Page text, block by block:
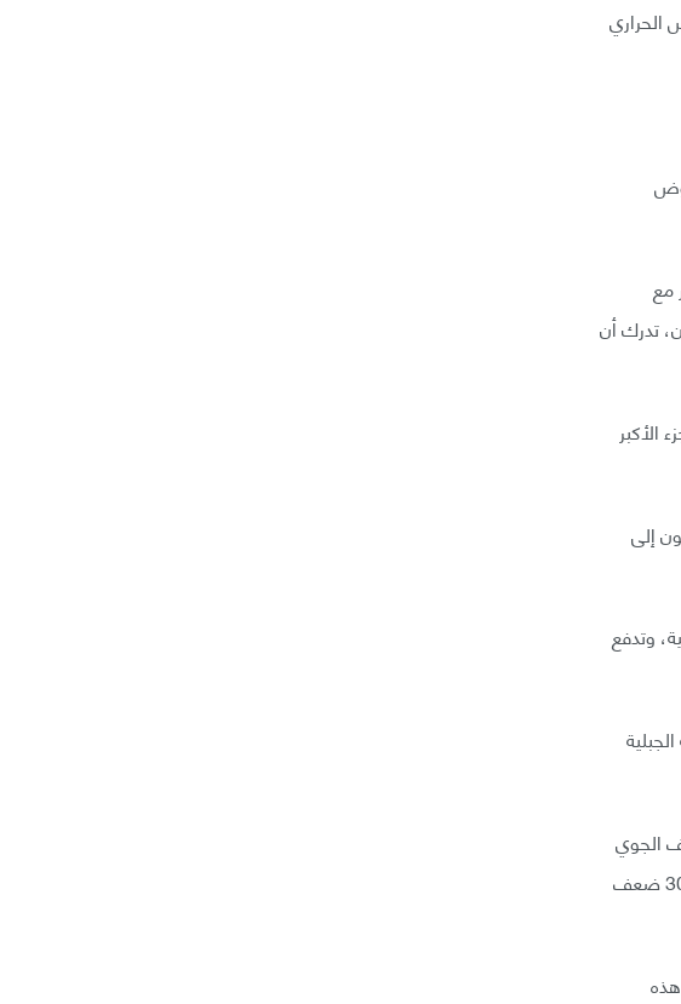
الحراري
مع
تدرك أن
الأكبر
إلى
وتدفع
الجوي
مدةً أقل مقارنةً بثاني أكسيد الكربون، وهي أقوى تأثيرًا من سائر الغازات الدفيئة، إذ يحبس أكسيد النيتروز نحو 300 ضعف